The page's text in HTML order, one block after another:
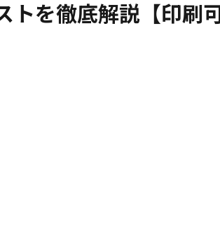
トを徹底解説【印刷